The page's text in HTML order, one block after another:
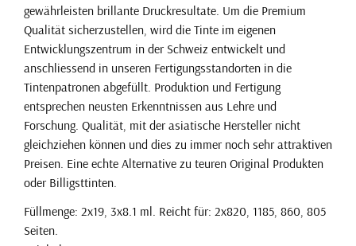
gewährleisten brillante Druckresultate. Um die Premium
Qualität sicherzustellen, wird die Tinte im eigenen
Entwicklungszentrum in der Schweiz entwickelt und
anschliessend in unseren Fertigungsstandorten in die
Tintenpatronen abgefüllt. Produktion und Fertigung
entsprechen neusten Erkenntnissen aus Lehre und
Forschung. Qualität, mit der asiatische Hersteller nicht
gleichziehen können und dies zu immer noch sehr attraktiven
Preisen. Eine echte Alternative zu teuren Original Produkten
oder Billigsttinten.
Füllmenge: 2x19, 3x8.1 ml. Reicht für: 2x820, 1185, 860, 805
Seiten.